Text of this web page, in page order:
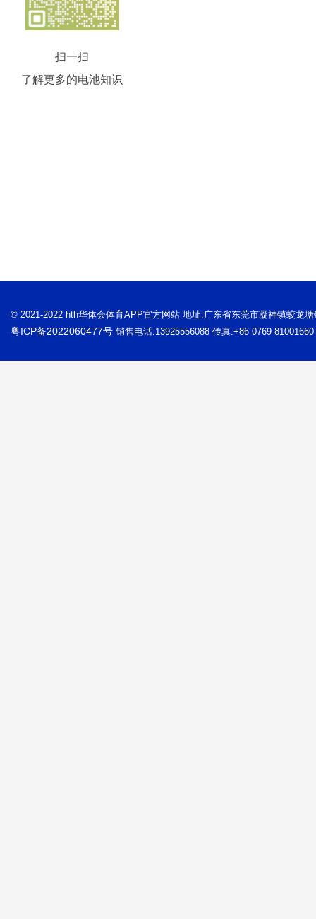
扫一扫
了解更多的电池知识
© 2021-2022 hth华体会体育APP官方网站 地址:广东省东莞市凝神镇蛟龙
粤ICP备2022060477号 销售电话:13925556088 传真:+86 0769-81001660